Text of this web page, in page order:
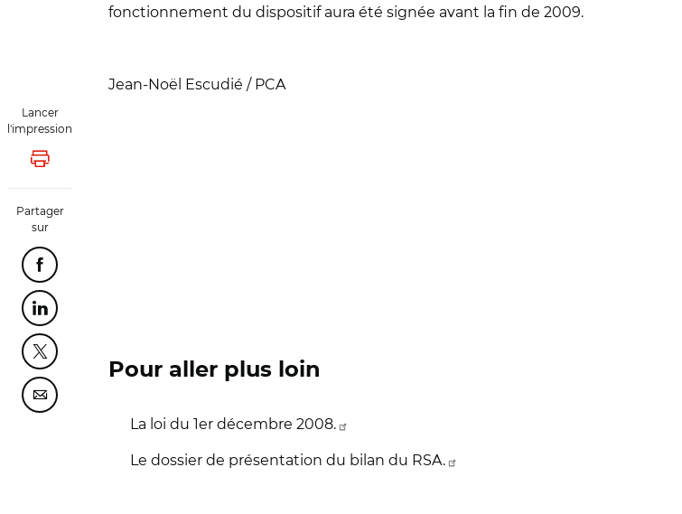
Lancer
l'impression
Lancer l'impression
Partager
sur
Partager cette page sur Facebook
Partager cette page sur Linkedin
Partager cette page sur Twitter
Partager cette page sur Courriel
fonctionnement du dispositif aura été signée avant la fin de 2009.
Jean-Noël Escudié / PCA
Pour aller plus loin
La loi du 1er décembre 2008.
Le dossier de présentation du bilan du RSA.